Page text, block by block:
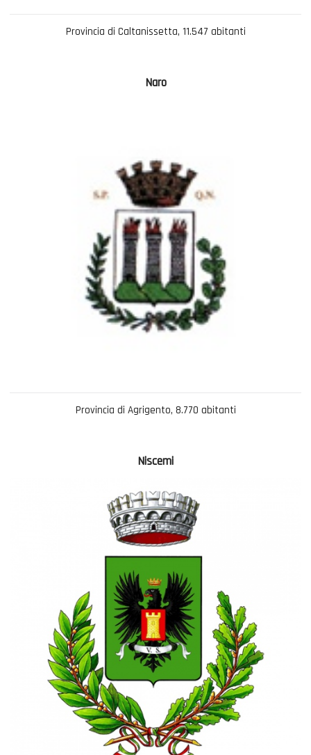
Provincia di Caltanissetta, 11.547 abitanti
Naro
Provincia di Agrigento, 8.770 abitanti
Niscemi